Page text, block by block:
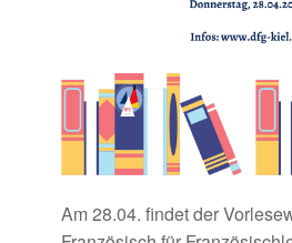
Am 28.04. findet der